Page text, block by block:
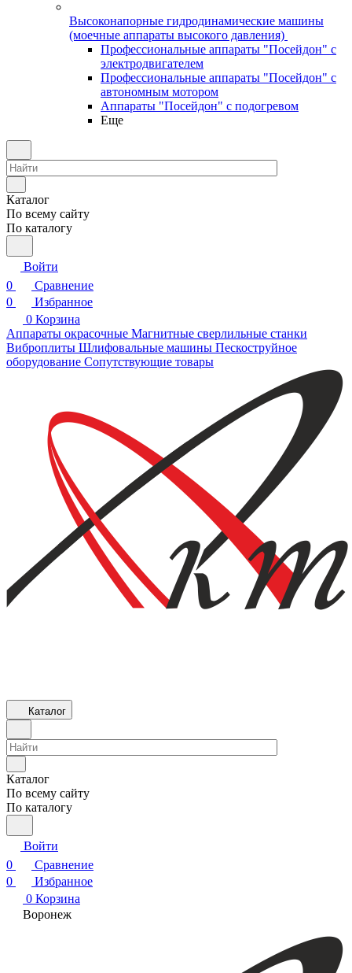
Высоконапорные гидродинамические машины
(моечные аппараты высокого давления)
Профессиональные аппараты "Посейдон" с
электродвигателем
Профессиональные аппараты "Посейдон" с
автономным мотором
Аппараты "Посейдон" с подогревом
Еще
Каталог
По всему сайту
По каталогу
Войти
0
Сравнение
0
Избранное
0 Корзина
Аппараты окрасочные Магнитные сверлильные станки
Виброплиты Шлифовальные машины Пескоструйное
оборудование Сопутствующие товары
Каталог
Каталог
По всему сайту
По каталогу
Войти
0
Сравнение
0
Избранное
0 Корзина
Воронеж